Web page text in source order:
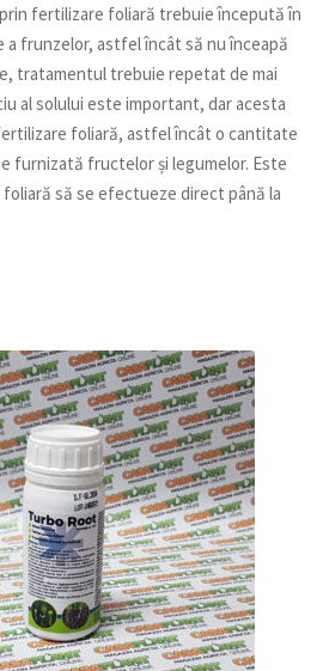
fertilizare foliară trebuie începută în
frunzelor, astfel încât să nu înceapă
tratamentul trebuie repetat de mai
al solului este important, dar acesta
foliară, astfel încât o cantitate
furnizată fructelor și legumelor. Este
să se efectueze direct până la